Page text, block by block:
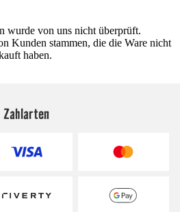
wurde von uns nicht überprüft.
Kunden stammen, die die Ware nicht
haben.
Zahlarten